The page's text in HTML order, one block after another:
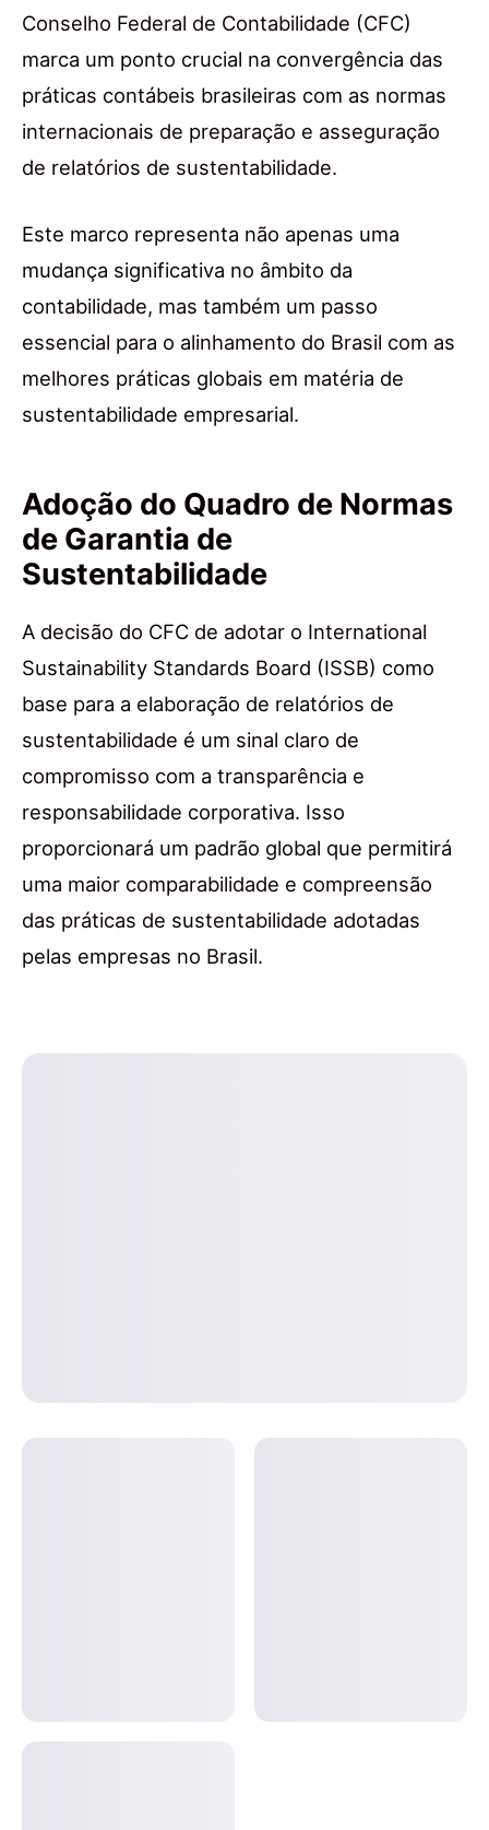
Conselho Federal de Contabilidade (CFC)
marca um ponto crucial na convergência das
práticas contábeis brasileiras com as normas
internacionais de preparação e asseguração
de relatórios de sustentabilidade.
Este marco representa não apenas uma
mudança significativa no âmbito da
contabilidade, mas também um passo
essencial para o alinhamento do Brasil com as
melhores práticas globais em matéria de
sustentabilidade empresarial.
Adoção do Quadro de Normas
de Garantia de
Sustentabilidade
A decisão do CFC de adotar o International
Sustainability Standards Board (ISSB) como
base para a elaboração de relatórios de
sustentabilidade é um sinal claro de
compromisso com a transparência e
responsabilidade corporativa. Isso
proporcionará um padrão global que permitirá
uma maior comparabilidade e compreensão
das práticas de sustentabilidade adotadas
pelas empresas no Brasil.